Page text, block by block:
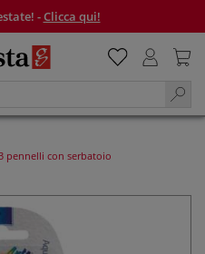
-Clicca qui!
pennelli con serbatoio